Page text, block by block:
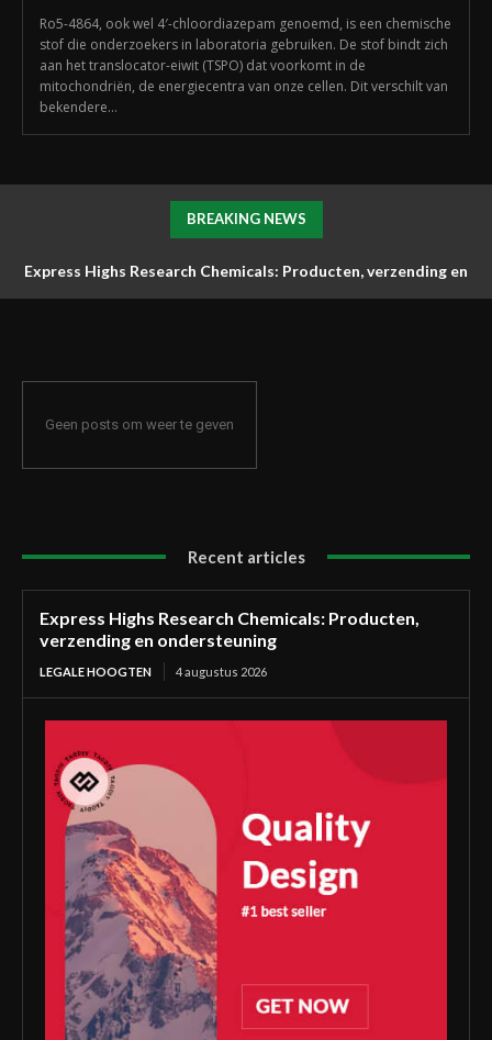
Ro5-4864, ook wel 4′-chloordiazepam genoemd, is een chemische
stof die onderzoekers in laboratoria gebruiken. De stof bindt zich
aan het translocator-eiwit (TSPO) dat voorkomt in de
mitochondriën, de energiecentra van onze cellen. Dit verschilt van
bekendere...
BREAKING NEWS
Express Highs Research Chemicals: Producten, verzending en
Geen posts om weer te geven
Recent articles
Express Highs Research Chemicals: Producten,
verzending en ondersteuning
LEGALE HOOGTEN 4 augustus 2026